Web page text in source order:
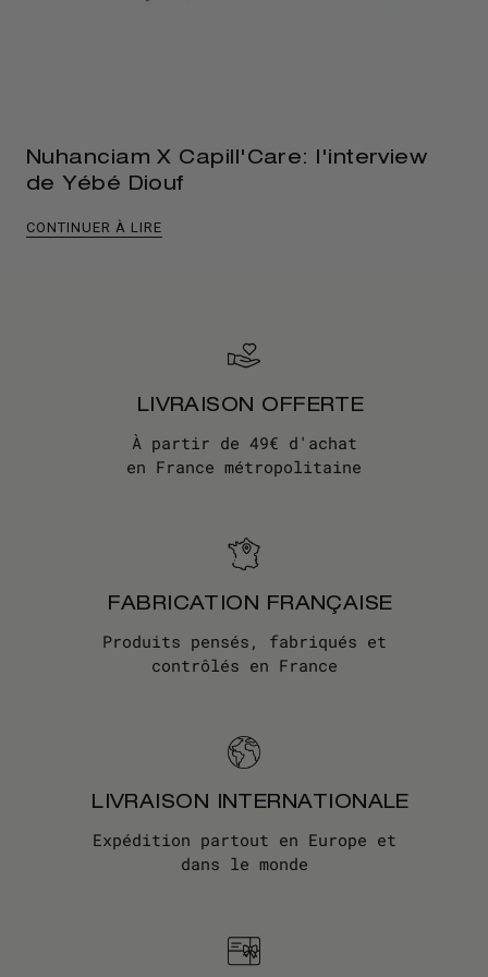
Nuhanciam X Capill'Care: l'interview
de Yébé Diouf
CONTINUER À LIRE
LIVRAISON OFFERTE
À partir de 49€ d'achat
en France métropolitaine
FABRICATION FRANÇAISE
Produits pensés, fabriqués et
contrôlés en France
LIVRAISON INTERNATIONALE
Expédition partout en Europe et
dans le monde